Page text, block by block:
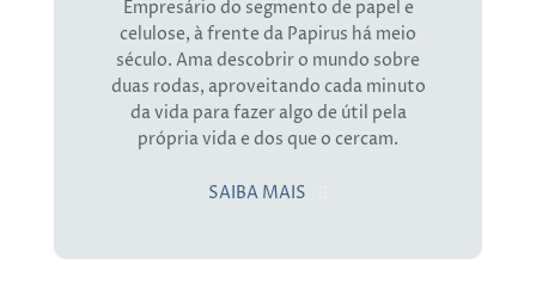
Empresário do segmento de papel e
celulose, à frente da Papirus há meio
século. Ama descobrir o mundo sobre
duas rodas, aproveitando cada minuto
da vida para fazer algo de útil pela
própria vida e dos que o cercam.
SAIBA MAIS